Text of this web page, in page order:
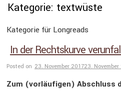
Kategorie: textwüste
Kategorie für Longreads
In der Rechtskurve
Posted on 23. November 201723. November
Zum (vorläu­figen) Abschluss